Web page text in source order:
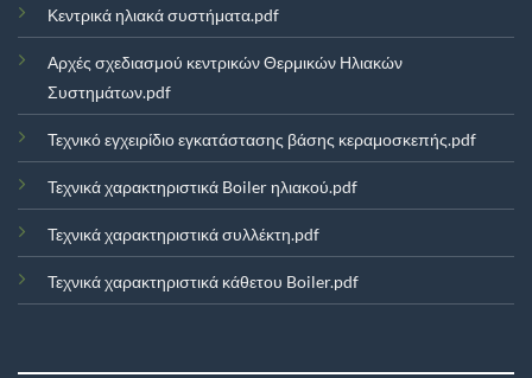
Κεντρικά ηλιακά συστήματα.pdf
Αρχές σχεδιασμού κεντρικών Θερμικών Ηλιακών
Συστημάτων.pdf
Τεχνικό εγχειρίδιο εγκατάστασης βάσης κεραμοσκεπής.pdf
Τεχνικά χαρακτηριστικά Boiler ηλιακού.pdf
Τεχνικά χαρακτηριστικά συλλέκτη.pdf
Τεχνικά χαρακτηριστικά κάθετου Boiler.pdf